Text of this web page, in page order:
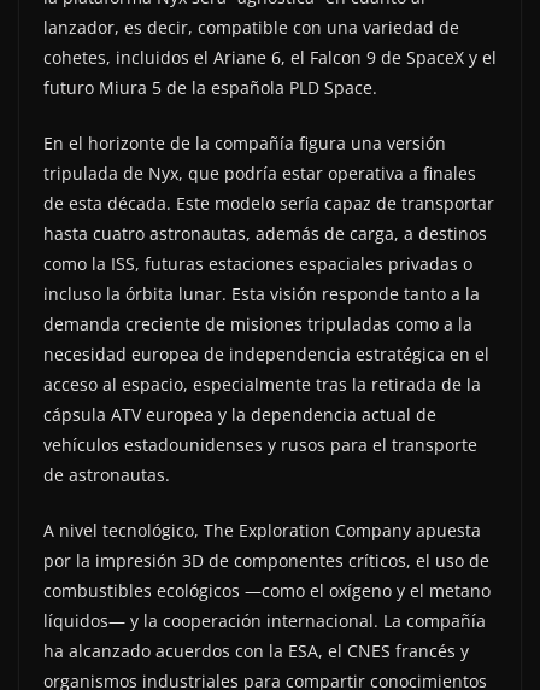
lanzador, es decir, compatible con una variedad de
cohetes, incluidos el Ariane 6, el Falcon 9 de SpaceX y el
futuro Miura 5 de la española PLD Space.
En el horizonte de la compañía figura una versión
tripulada de Nyx, que podría estar operativa a finales
de esta década. Este modelo sería capaz de transportar
hasta cuatro astronautas, además de carga, a destinos
como la ISS, futuras estaciones espaciales privadas o
incluso la órbita lunar. Esta visión responde tanto a la
demanda creciente de misiones tripuladas como a la
necesidad europea de independencia estratégica en el
acceso al espacio, especialmente tras la retirada de la
cápsula ATV europea y la dependencia actual de
vehículos estadounidenses y rusos para el transporte
de astronautas.
A nivel tecnológico, The Exploration Company apuesta
por la impresión 3D de componentes críticos, el uso de
combustibles ecológicos —como el oxígeno y el metano
líquidos— y la cooperación internacional. La compañía
ha alcanzado acuerdos con la ESA, el CNES francés y
organismos industriales para compartir conocimientos